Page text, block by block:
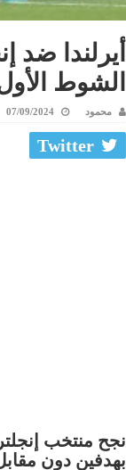
الشوط
محمود 07/09/2024
Twitter
نجح منتخب
بهدفين دون